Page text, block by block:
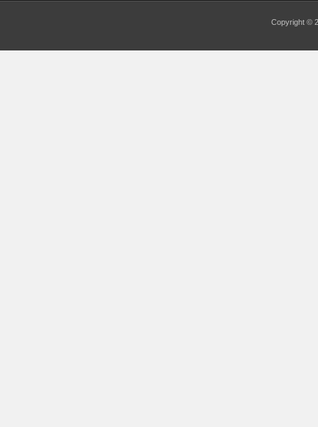
Copyright ©